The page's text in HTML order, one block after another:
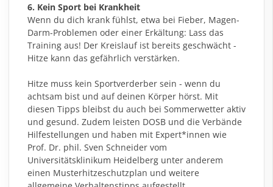
6. Kein Sport bei Krankheit
Wenn du dich krank fühlst, etwa bei Fieber, Magen-
Darm-Problemen oder einer Erkältung: Lass das
Training aus! Der Kreislauf ist bereits geschwächt -
Hitze kann das gefährlich verstärken.
Hitze muss kein Sportverderber sein - wenn du
achtsam bist und auf deinen Körper hörst. Mit
diesen Tipps bleibst du auch bei Sommerwetter aktiv
und gesund. Zudem leisten DOSB und die Verbände
Hilfestellungen und haben mit Expert*innen wie
Prof. Dr. phil. Sven Schneider vom
Universitätsklinikum Heidelberg unter anderem
einen Musterhitzeschutzplan und weitere